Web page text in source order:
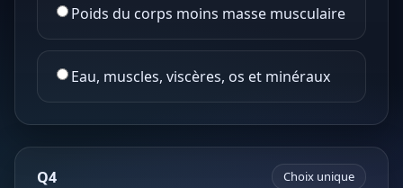
Poids du corps moins masse musculaire
Eau, muscles, viscères, os et minéraux
Q4 Choix unique